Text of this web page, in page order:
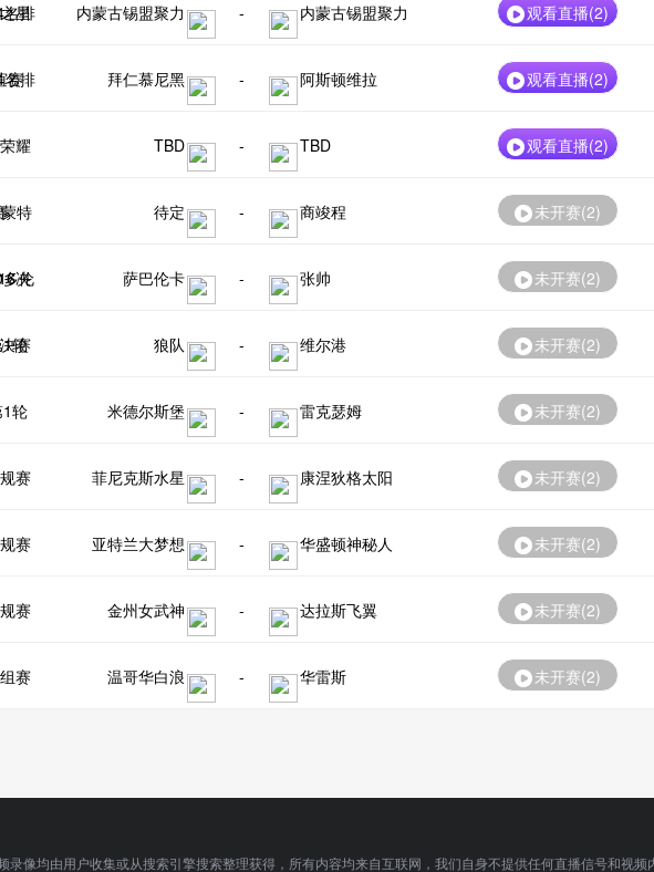
排
星
排
内蒙古锡盟聚力 - 内蒙古锡盟聚力 观看直播(2)
赛 拜仁慕尼黑 - 阿斯顿维拉 观看直播(2)
耀 TBD - TBD 观看直播(2)
特
决
待定 - 商竣程 未开赛(2)
伦
赛
萨巴伦卡 - 张帅 未开赛(2)
轮 狼队 - 维尔港 未开赛(2)
轮 米德尔斯堡 - 雷克瑟姆 未开赛(2)
赛 菲尼克斯水星 - 康涅狄格太阳 未开赛(2)
赛 亚特兰大梦想 - 华盛顿神秘人 未开赛(2)
赛 金州女武神 - 达拉斯飞翼 未开赛(2)
赛 温哥华白浪 - 华雷斯 未开赛(2)
录像均由用户收集或从搜索引擎搜索整理获得，所有内容均来自互联网，我们自身不提供任何直播信号和视